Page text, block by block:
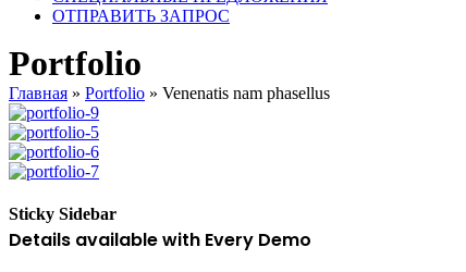
ОТПРАВИТЬ ЗАПРОС
Portfolio
Главная » Portfolio » Venenatis nam phasellus
Sticky Sidebar
Details available with Every Demo